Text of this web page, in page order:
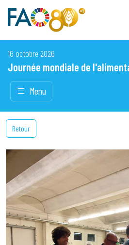
16 octobre 2026
Journée mondiale de
Menu
Retour